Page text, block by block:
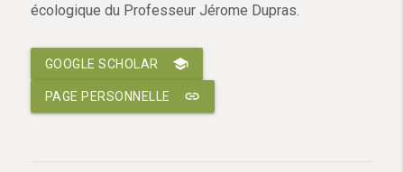
écologique du Professeur Jérome Dupras.
school
GOOGLE SCHOLAR
link
PAGE PERSONNELLE